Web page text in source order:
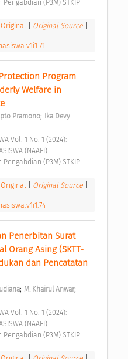
(P3M) STKIP
Original Source
Program
Welfare in
Pramono;
Ika Devy
(NAAFI)
(P3M) STKIP
Original Source
Penerbitan Surat
Orang Asing (SKTT-
dan Pencatatan
; M. Khairul Anwar;
(NAAFI)
(P3M) STKIP